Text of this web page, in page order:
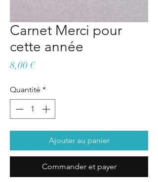
Carnet Merci pour
cette année
8,00 €Prix
Quantité *
Ajouter au panier
Commander et payer